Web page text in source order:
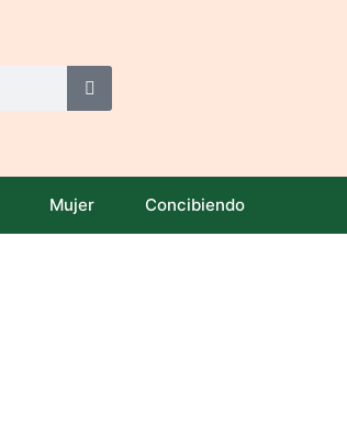
Mujer Concibiendo